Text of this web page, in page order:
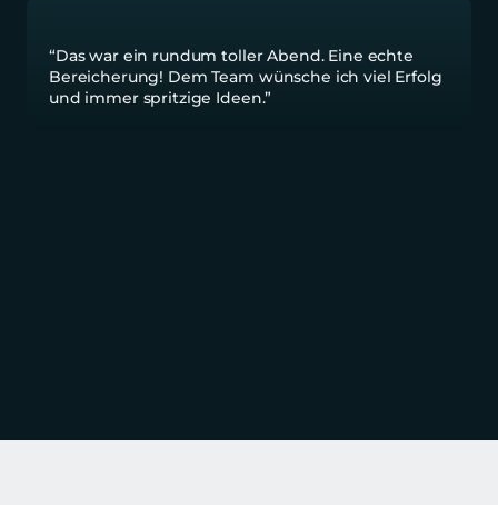
“Das war ein rundum toller Abend. Eine echte
Bereicherung! Dem Team wünsche ich viel Erfolg
und immer spritzige Ideen.”